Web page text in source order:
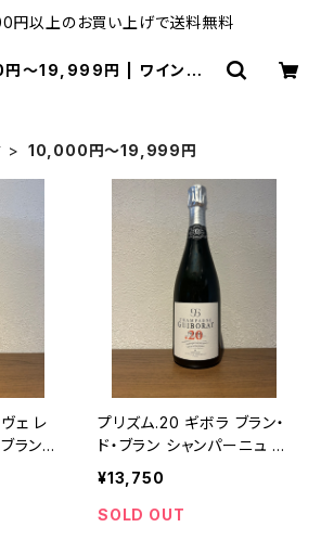
円以上のお買い上げで送料無料
～19,999円 | ワインショ
10,000円～19,999円
ェ レ
ラン
サイ
ス フ
プリズム.20 ギボラ ブラン・
ド・ブラン シャンパーニュ グ
ラン・クリュ 750ml
¥13,750
SOLD OUT